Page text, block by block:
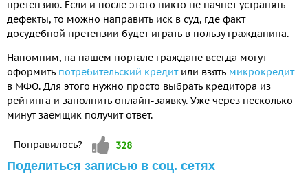
претензию. Если и после этого никто не начнет устранять
дефекты, то можно направить иск в суд, где факт
досудебной претензии будет играть в пользу гражданина.
Напомним, на нашем портале граждане всегда могут
оформить потребительский кредит или взять микрокредит
в МФО. Для этого нужно просто выбрать кредитора из
рейтинга и заполнить онлайн-заявку. Уже через несколько
минут заемщик получит ответ.
Понравилось? Vote up!
328
Поделиться записью в соц. сетях